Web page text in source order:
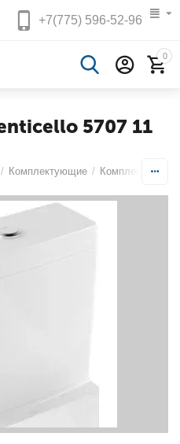
+7(775)596-52-96
0
5707 11
/ Комплектующие / Комплектующие